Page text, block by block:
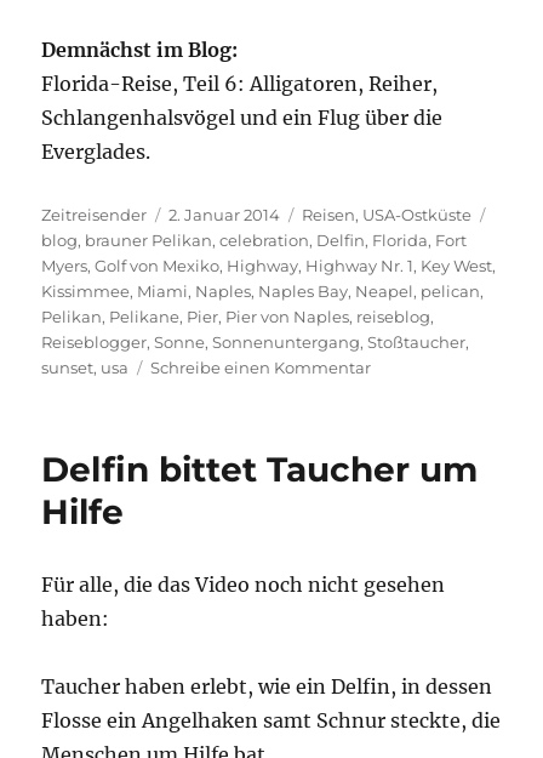
Demnächst im Blog:
Florida-Reise, Teil 6: Alligatoren, Reiher,
Schlangenhalsvögel und ein Flug über die
Everglades.
Autor
Zeitreisender
Veröffentlicht
am
2. Januar 2014 Kategorien
Reisen, USA-Ostküste
blog, brauner Pelikan,celebration, Delfin, Florida, Fort
Myers,Golf von Mexiko, Highway, Highway Nr. 1, Key West,
Kissimmee, Miami, Naples, Naples Bay, Neapel, pelican,
Pelikan, Pelikane, Pier, Pier von Naples, reiseblog,
Reiseblogger,Sonne,Sonnenuntergang,Stoßtaucher,
sunset, usa Schreibe einen Kommentarzu
5:
Strand
Delfin bittet Taucher um
Hilfe
Für alle, die das Video noch nicht gesehen
haben:
Taucher haben erlebt, wie ein Delfin, in dessen
Flosse ein Angelhaken samt Schnur steckte, die